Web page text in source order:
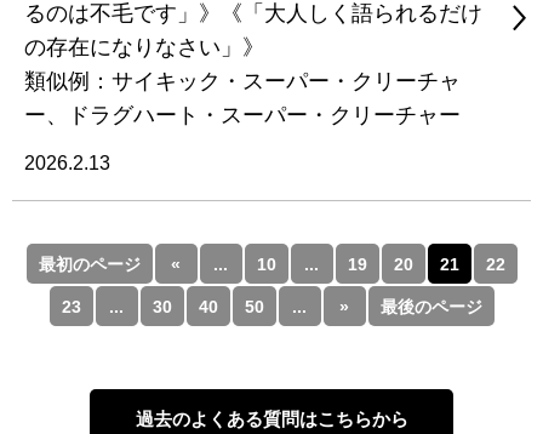
るのは不毛です」》《「大人しく語られるだけ
の存在になりなさい」》
類似例：サイキック・スーパー・クリーチャ
ー、ドラグハート・スーパー・クリーチャー
2026.2.13
最初のページ « ... 10 ... 19 20 21 22
23 ... 30 40 50 ... » 最後のページ
過去のよくある質問はこちらから